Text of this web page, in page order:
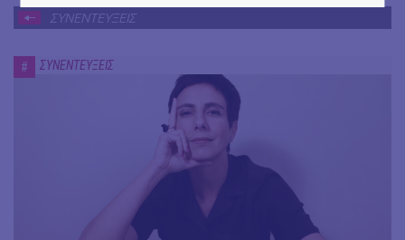
ΣΥΝΕΝΤΕΥΞΕΙΣ
# ΣΥΝΕΝΤΕΥΞΕΙΣ